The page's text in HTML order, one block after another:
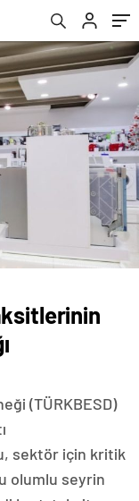
(TÜRKBESD)
sektör için kritik
olumlu seyrin